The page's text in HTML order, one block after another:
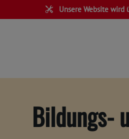
Unsere Website wird
Bildungs-